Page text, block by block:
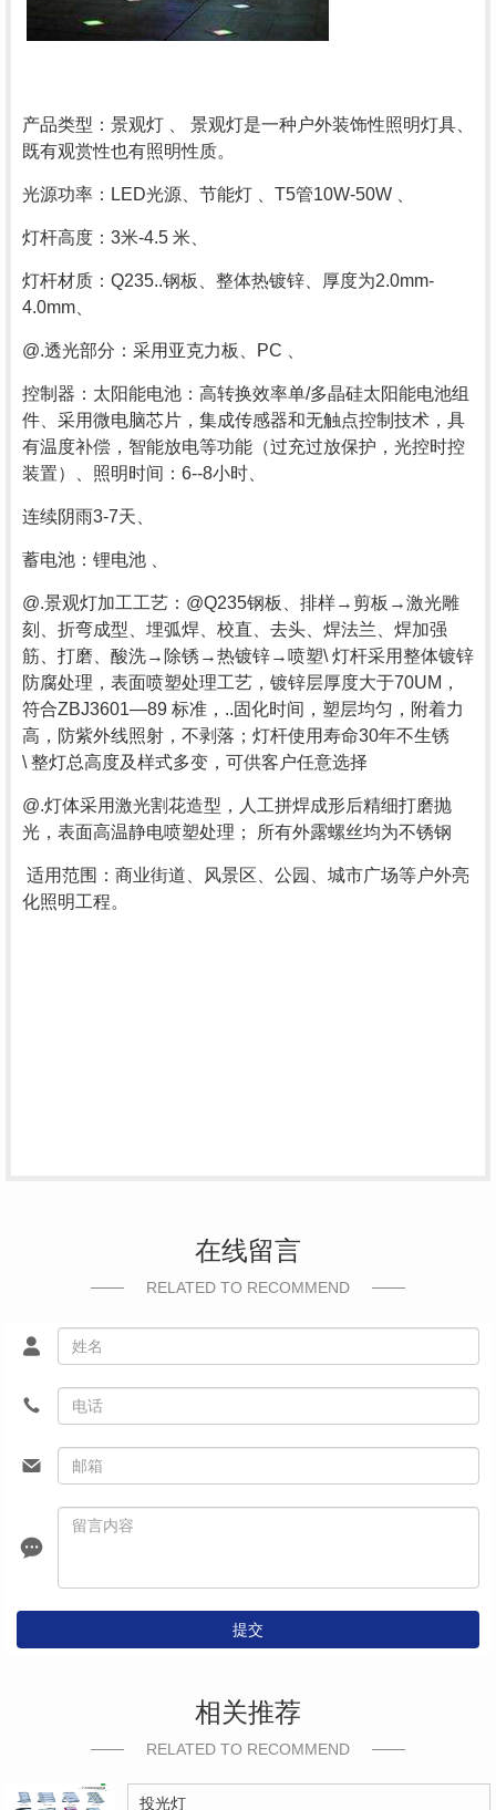
产品类型：景观灯 、 景观灯是一种户外装饰性照明灯具、
既有观赏性也有照明性质。
光源功率：LED光源、节能灯 、T5管10W-50W 、
灯杆高度：3米-4.5 米、
灯杆材质：Q235..钢板、整体热镀锌、厚度为2.0mm-
4.0mm、
@.透光部分：采用亚克力板、PC 、
控制器：太阳能电池：高转换效率单/多晶硅太阳能电池组
件、采用微电脑芯片，集成传感器和无触点控制技术，具
有温度补偿，智能放电等功能（过充过放保护，光控时控
装置）、照明时间：6--8小时、
连续阴雨3-7天、
蓄电池：锂电池 、
@.景观灯加工工艺：@Q235钢板、排样→剪板→激光雕
刻、折弯成型、埋弧焊、校直、去头、焊法兰、焊加强
筋、打磨、酸洗→除锈→热镀锌→喷塑\ 灯杆采用整体镀锌
防腐处理，表面喷塑处理工艺，镀锌层厚度大于70UM，
符合ZBJ3601—89 标准，..固化时间，塑层均匀，附着力
高，防紫外线照射，不剥落；灯杆使用寿命30年不生锈
\ 整灯总高度及样式多变，可供客户任意选择
@.灯体采用激光割花造型，人工拼焊成形后精细打磨抛
光，表面高温静电喷塑处理； 所有外露螺丝均为不锈钢
适用范围：商业街道、风景区、公园、城市广场等户外亮
化照明工程。
在线留言
RELATED TO RECOMMEND
提交
相关推荐
RELATED TO RECOMMEND
投光灯